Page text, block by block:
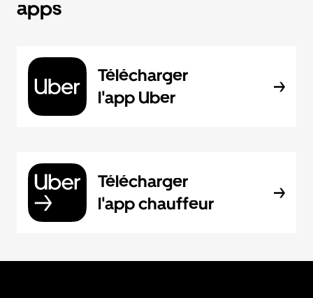
apps
Télécharger
l'app Uber
Télécharger
l'app chauffeur